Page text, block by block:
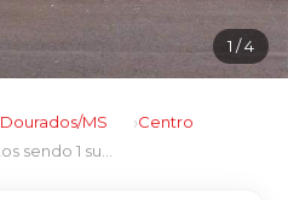
1 / 4
Dourados/MS
Centro